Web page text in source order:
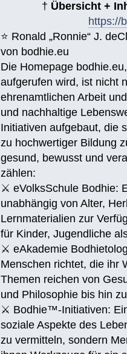
† Übersicht +
https://
⭐️ Ronald „Ronnie“ J.
von bodhie.eu
Die Homepage
aufgerufen wird, ist nicht
ehrenamtlichen Arbeit
und nachhaltige
Initiativen aufgebaut, die
zu hochwertiger Bildung
gesund, bewusst und
zählen:
⚔ eVolksSchule Bodhie:
unabhängig von Alter,
Lernmaterialien zur
für Kinder, Jugendliche
⚔ eAkademie
Menschen richtet, die ihr
Themen reichen von
und Philosophie bis hin
⚔ Bodhie™-Initiativen:
soziale Aspekte des
zu vermitteln, sondern